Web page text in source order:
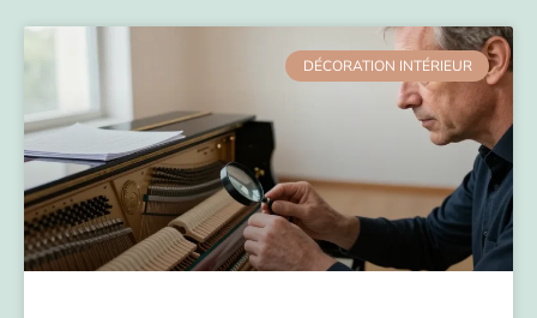
DÉCORATION INTÉRIEUR